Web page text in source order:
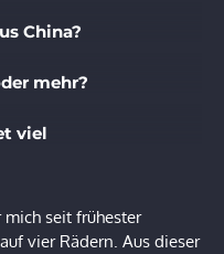
China?
mehr?
viel
seit frühester
vier Rädern. Aus dieser